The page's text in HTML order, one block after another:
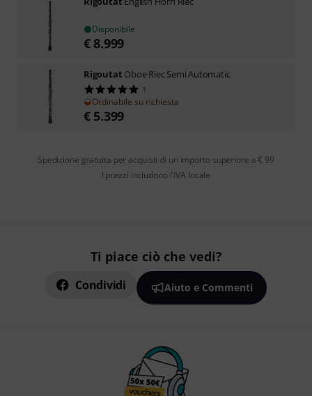
Disponibile
€ 8.999
Rigoutat Oboe Riec Semi Automatic
1
Ordinabile su richiesta
€ 5.399
Spedizione gratuita per acquisti di un importo superiore a € 99
I prezzi includono l'IVA locale
Ti piace ciò che vedi?
Condividi Aiuto e Commenti